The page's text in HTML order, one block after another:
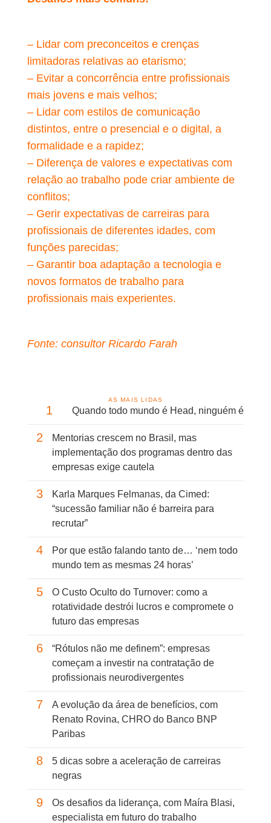
– Lidar com preconceitos e crenças
limitadoras relativas ao etarismo;
– Evitar a concorrência entre profissionais
mais jovens e mais velhos;
– Lidar com estilos de comunicação
distintos, entre o presencial e o digital, a
formalidade e a rapidez;
– Diferença de valores e expectativas com
relação ao trabalho pode criar ambiente de
conflitos;
– Gerir expectativas de carreiras para
profissionais de diferentes idades, com
funções parecidas;
– Garantir boa adaptação a tecnologia e
novos formatos de trabalho para
profissionais mais experientes.
Fonte: consultor Ricardo Farah
AS MAIS LIDAS
1 Quando todo mundo é Head, ninguém é
2
Mentorias crescem no Brasil, mas
implementação dos programas dentro das
empresas exige cautela
3
Karla Marques Felmanas, da Cimed:
“sucessão familiar não é barreira para
recrutar”
4
Por que estão falando tanto de… ‘nem todo
mundo tem as mesmas 24 horas’
5
O Custo Oculto do Turnover: como a
rotatividade destrói lucros e compromete o
futuro das empresas
6
“Rótulos não me definem”: empresas
começam a investir na contratação de
profissionais neurodivergentes
7
A evolução da área de benefícios, com
Renato Rovina, CHRO do Banco BNP
Paribas
8
5 dicas sobre a aceleração de carreiras
negras
9
Os desafios da liderança, com Maíra Blasi,
especialista em futuro do trabalho